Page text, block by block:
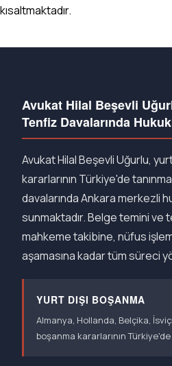
kısaltmaktadır.
Avukat Hilal Beşevli
Tenfiz Davalarında
Avukat Hilal Beşevli Uğurlu,
kararlarının Türkiye'de
davalarında Ankara merkezli
sunmaktadır. Belge temini
mahkeme takibine, nüfus
aşamasına kadar tüm süreci
YURT DIŞI BOŞANMA
Almanya, Hollanda, Belçika,
boşanma kararlarının Türkiye'de